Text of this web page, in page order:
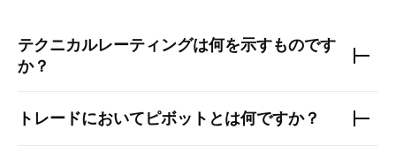
テクニカルレーティングは何を示すものです
か？
トレードにおいてピボットとは何ですか？